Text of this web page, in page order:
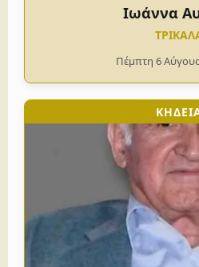
Ιωάννα
Πέμπτη 6